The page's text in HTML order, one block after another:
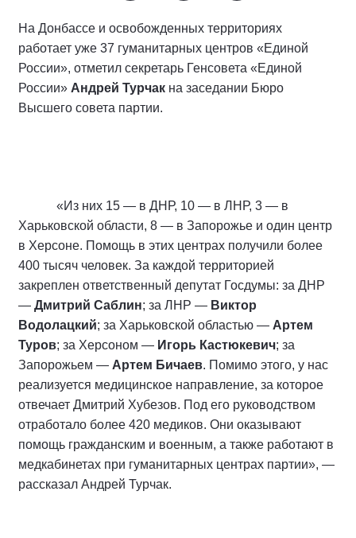
На Донбассе и освобожденных территориях
работает уже 37 гуманитарных центров «Единой
России», отметил секретарь Генсовета «Единой
России» Андрей Турчак на заседании Бюро
Высшего совета партии.
«Из них 15 — в ДНР, 10 — в ЛНР, 3 — в
Харьковской области, 8 — в Запорожье и один центр
в Херсоне. Помощь в этих центрах получили более
400 тысяч человек. За каждой территорией
закреплен ответственный депутат Госдумы: за ДНР
— Дмитрий Саблин; за ЛНР — Виктор
Водолацкий; за Харьковской областью — Артем
Туров; за Херсоном — Игорь Кастюкевич; за
Запорожьем — Артем Бичаев. Помимо этого, у нас
реализуется медицинское направление, за которое
отвечает Дмитрий Хубезов. Под его руководством
отработало более 420 медиков. Они оказывают
помощь гражданским и военным, а также работают в
медкабинетах при гуманитарных центрах партии», —
рассказал Андрей Турчак.